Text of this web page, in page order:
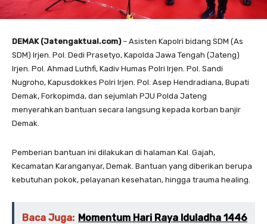
DEMAK (Jatengaktual.com)– Asisten Kapolri bidang SDM (As
SDM) Irjen. Pol. Dedi Prasetyo, Kapolda Jawa Tengah (Jateng)
Irjen. Pol. Ahmad Luthfi, Kadiv Humas Polri Irjen. Pol. Sandi
Nugroho, Kapusdokkes Polri Irjen. Pol. Asep Hendradiana, Bupati
Demak, Forkopimda, dan sejumlah PJU Polda Jateng
menyerahkan bantuan secara langsung kepada korban banjir
Demak.
Pemberian bantuan ini dilakukan di halaman Kal. Gajah,
Kecamatan Karanganyar, Demak. Bantuan yang diberikan berupa
kebutuhan pokok, pelayanan kesehatan, hingga trauma healing.
Baca Juga: Momentum Hari Raya Iduladha 1446